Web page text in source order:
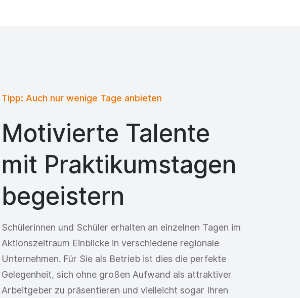
Tipp: Auch nur wenige Tage anbieten
Motivierte Talente
mit Praktikumstagen
begeistern
Schülerinnen und Schüler erhalten an einzelnen Tagen im
Aktionszeitraum Einblicke in verschiedene regionale
Unternehmen. Für Sie als Betrieb ist dies die perfekte
Gelegenheit, sich ohne großen Aufwand als attraktiver
Arbeitgeber zu präsentieren und vielleicht sogar Ihren